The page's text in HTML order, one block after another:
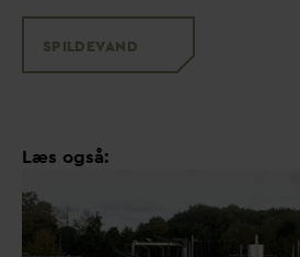
SPILDEVAND
Læs også: